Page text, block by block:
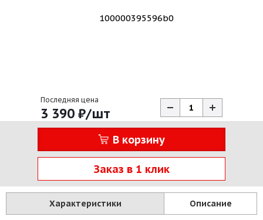
Последняя цена
3 390 ₽/шт
В корзину
Заказ в 1 клик
Характеристики Описание